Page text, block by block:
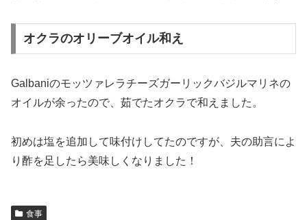
オクラのオリーブオイル和え
Galbaniのモッツァレラチーズガーリックバジルマリネの
オイルが余ったので、茹でたオクラで和えました。
初めは塩を追加して味付けしてたのですが、夫の助言によ
り酢を足したら美味しくなりました！
食事